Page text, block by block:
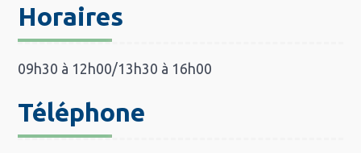
Horaires
09h30 à 12h00/13h30 à 16h00
Téléphone